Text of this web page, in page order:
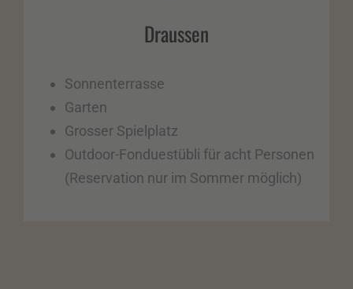
Draussen
Sonnenterrasse
Garten
Grosser Spielplatz
Outdoor-Fonduestübli für acht Personen
(Reservation nur im Sommer möglich)